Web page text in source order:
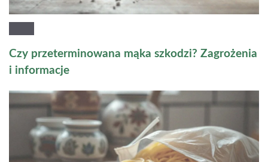
Czy przeterminowana mąka szkodzi? Zagrożenia
i informacje